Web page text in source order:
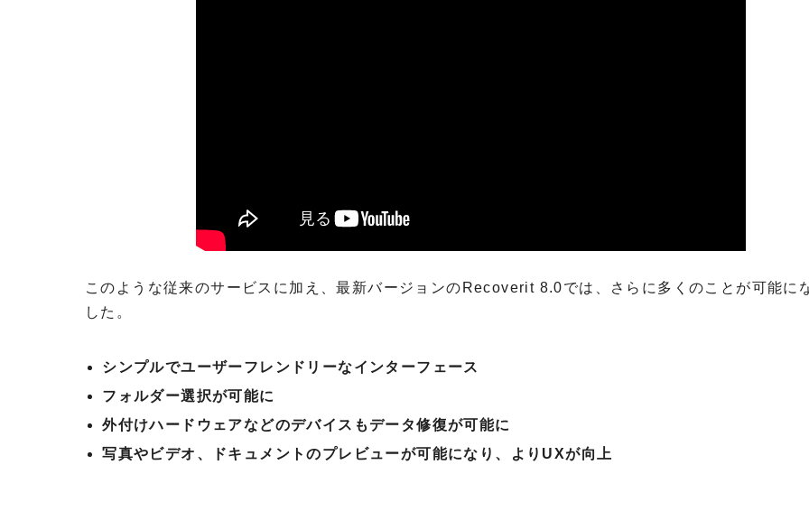
このような従来のサービスに加え、最新バージョンのRecoverit 8.0では、さらに多くのことが可能に
した。
シンプルでユーザーフレンドリーなインターフェース
フォルダー選択が可能に
外付けハードウェアなどのデバイスもデータ修復が可能に
写真やビデオ、ドキュメントのプレビューが可能になり、よりUXが向上